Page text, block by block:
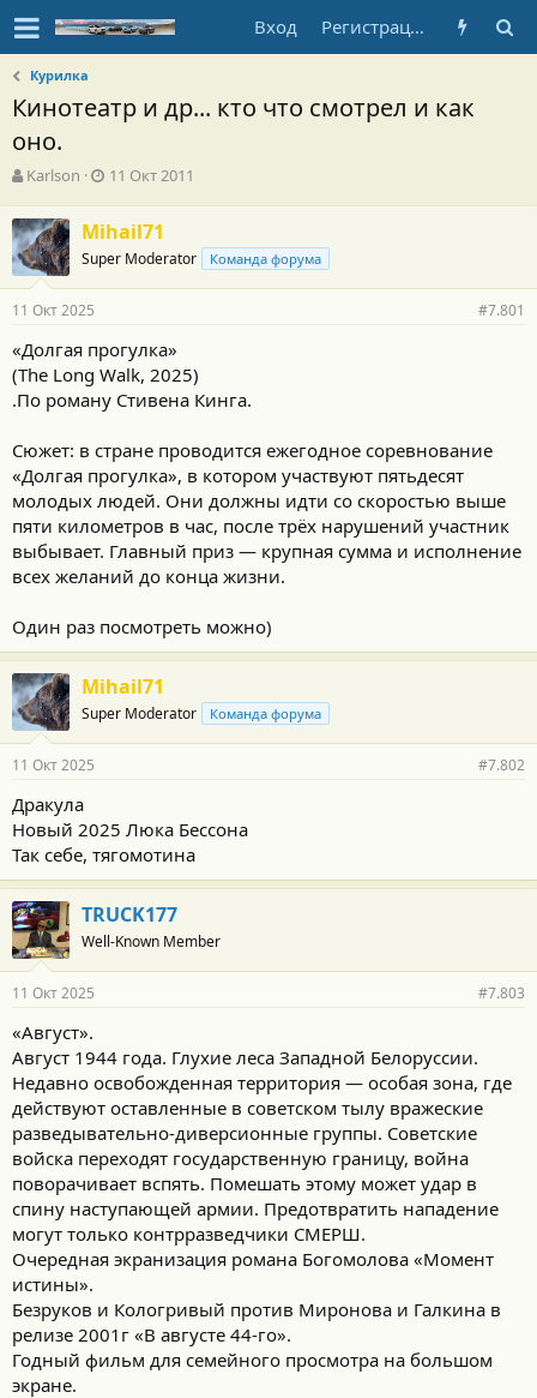
Вход Регистрация
Курилка
Кинотеатр и др... кто что смотрел и как
оно.
А
т
о
р
т
е
м
ы
Karlson
Д
а
н
а
л
а
11 Окт 2011
Mihail71
Super Moderator Команда форума
11 Окт 2025 #7.801
«Долгая прогулка»
(The Long Walk, 2025)
.По роману Стивена Кинга.
Сюжет: в стране проводится ежегодное соревнование
«Долгая прогулка», в котором участвуют пятьдесят
молодых людей. Они должны идти со скоростью выше
пяти километров в час, после трёх нарушений участник
выбывает. Главный приз — крупная сумма и исполнение
всех желаний до конца жизни.
Один раз посмотреть можно)
Mihail71
Super Moderator Команда форума
11 Окт 2025 #7.802
Дракула
Новый 2025 Люка Бессона
Так себе, тягомотина
TRUCK177
Well-Known Member
11 Окт 2025 #7.803
«Август».
Август 1944 года. Глухие леса Западной Белоруссии.
Недавно освобожденная территория — особая зона, где
действуют оставленные в советском тылу вражеские
разведывательно-диверсионные группы. Советские
войска переходят государственную границу, война
поворачивает вспять. Помешать этому может удар в
спину наступающей армии. Предотвратить нападение
могут только контрразведчики СМЕРШ.
Очередная экранизация романа Богомолова «Момент
истины».
Безруков и Кологривый против Миронова и Галкина в
релизе 2001г «В августе 44-го».
Годный фильм для семейного просмотра на большом
экране.